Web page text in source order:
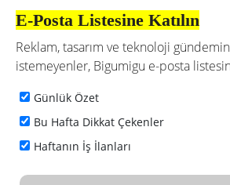
E-Posta Listesine Katılın
Reklam, tasarım ve teknoloji
istemeyenler, Bigumigu e-posta
Günlük Özet
Bu Hafta Dikkat Çekenler
Haftanın İş İlanları